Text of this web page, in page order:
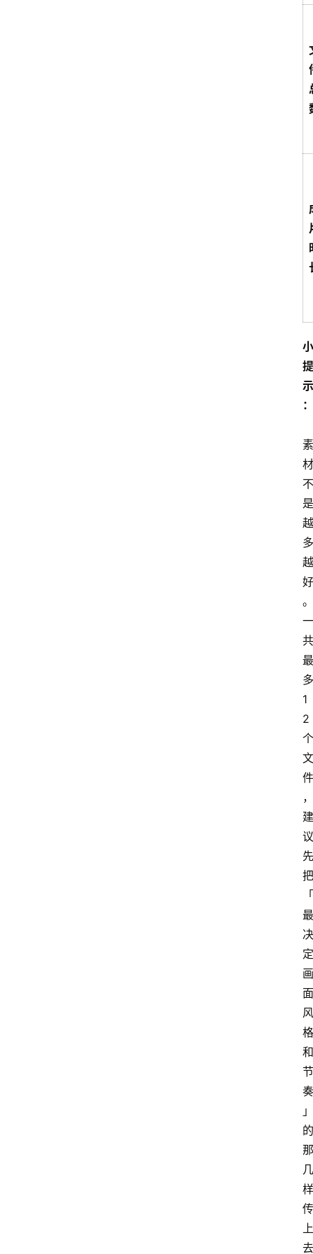
小
提
示
：
素
材
不
是
越
多
越
好
。
一
共
最
多
1
2
个
文
件
，
建
议
先
把
「
最
决
定
画
面
风
格
和
节
奏
」
的
那
几
样
传
上
去